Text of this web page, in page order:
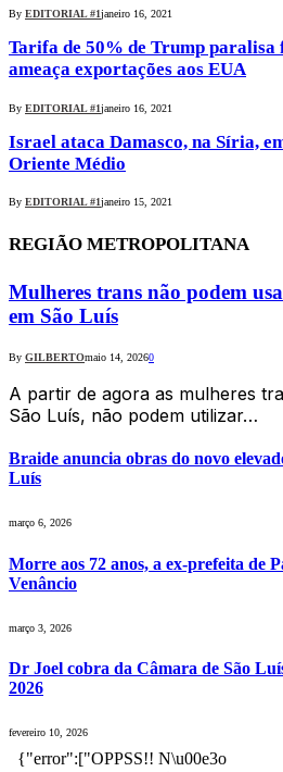
By EDITORIAL #1janeiro 16, 2021
Tarifa de 50% de Trump paralisa
ameaça exportações aos EUA
By EDITORIAL #1janeiro 16, 2021
Israel ataca Damasco, na Síria,
Oriente Médio
By EDITORIAL #1janeiro 15, 2021
REGIÃO METROPOLITANA
Mulheres trans não podem
em São Luís
By GILBERTOmaio 14, 20260
A partir de agora as mulheres
São Luís, não podem utilizar…
Braide anuncia obras do novo
Luís
março 6, 2026
Morre aos 72 anos, a ex-prefeita de
Venâncio
março 3, 2026
Dr Joel cobra da Câmara de São
2026
fevereiro 10, 2026